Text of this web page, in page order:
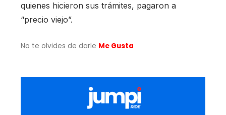
quienes hicieron sus trámites, pagaron a
“precio viejo”.
No te olvides de darle Me Gusta